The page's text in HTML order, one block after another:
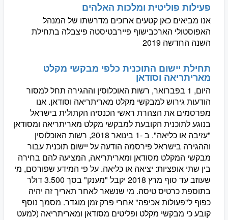
פעילות פוליטית ומלכות האלהים
אנו מביאים כאן קטעים ארוכים מדרשתו של המנהל
האפוסטולי הארכבישוף פיירבטיסטה פיצבלה בתחילת
השנה החדשה 2019
תחילת יישום התוכנית כלפי מבקשי מקלט
מאריתריאה וסודאן
היום, 1 בפברואר, רשות האוכלוסין וההגירה תחל למסור
הודעות גירוש למבקשי מקלט מאריתריאה וסודאן. אנו
מפרסמים את הצהרת ראשי הכנסיה הקתולית בישראל
בנוגע לתוכנית הקובעת למבקשי מקלט מאריתריאה ומסודאן
"עזיבה או כליאה". ב -1 בינואר 2018, רשות האוכלוסין
וההגירה בישראל פירסמה הודעה על יישום תוכנית עבור
מבקשי המקלט מסודאן ומאריתריאה, המציעה להם בחירה
בין שתי אופציות: יציאה או כליאה. על פי המידע שפורסם, מי
שעוזב עד סוף מרץ 2018 יקבל "מענק" בסך 3.500 דולר
בתוספת כרטיס טיסה. מי שנשאר לאחר תאריך זה יהיה
כפוף ל"פעולות אכיפה" אחרי פרק זמן מוגדר. מסמך נוסף
קובע כי מבקשי מקלט ופליטים מסודאן ומאריתריאה (למעט